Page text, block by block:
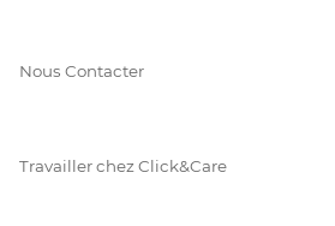
Nous Contacter
Travailler chez Click&Care